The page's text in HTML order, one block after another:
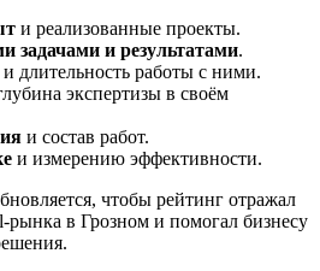
и реализованные проекты.
задачами и результатами.
и длительность работы с ними.
экспертизы в своём
и состав работ.
и измерению эффективности.
чтобы рейтинг отражал
рынка в Грозном и помогал бизнесу